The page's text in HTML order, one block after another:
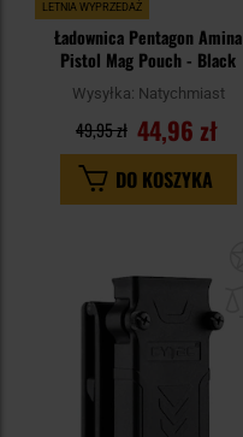
LETNIA WYPRZEDAŻ
Ładownica Pentagon Amina
Pistol Mag Pouch - Black
Wysyłka: Natychmiast
44,96 zł
49,95 zł
DO KOSZYKA